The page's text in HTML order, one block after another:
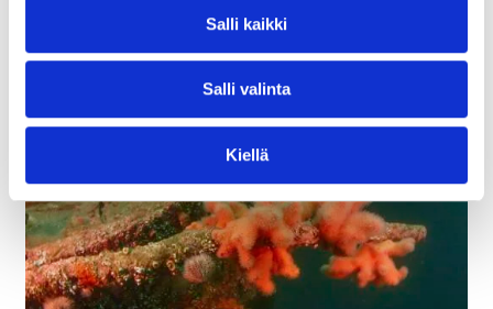
Salli kaik­ki
Salli va­lin­ta
Kiel­lä